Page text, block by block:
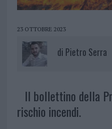
23 OTTOBRE 2023
di Pietro Serra
Il bollettino della
rischio incendi.